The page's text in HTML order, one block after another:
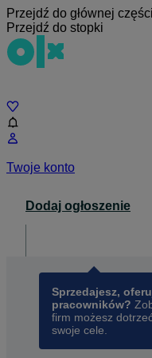
Przejdź do głównej części
Przejdź do stopki
Twoje konto
Dodaj ogłoszenie
Sprzedajesz,
pracowników?
firm możesz
swoje cele.